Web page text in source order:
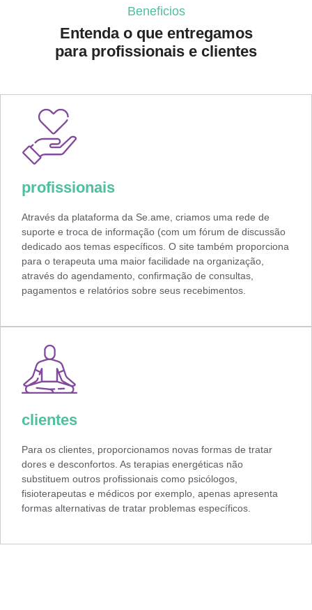
Beneficios
Entenda o que entregamos
para profissionais e clientes
profissionais
Através da plataforma da Se.ame, criamos uma rede de
suporte e troca de informação (com um fórum de discussão
dedicado aos temas específicos. O site também proporciona
para o terapeuta uma maior facilidade na organização,
através do agendamento, confirmação de consultas,
pagamentos e relatórios sobre seus recebimentos.
clientes
Para os clientes, proporcionamos novas formas de tratar
dores e desconfortos. As terapias energéticas não
substituem outros profissionais como psicólogos,
fisioterapeutas e médicos por exemplo, apenas apresenta
formas alternativas de tratar problemas específicos.